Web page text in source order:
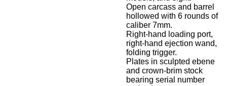
Open carcass and barrel
hollowed with 6 rounds of
caliber 7mm.
Right-hand loading port,
right-hand ejection wand,
folding trigger.
Plates in sculpted ebene
and crown-brim stock
bearing serial number